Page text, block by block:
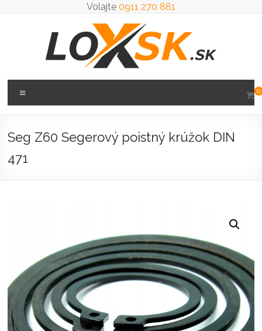
Volajte 0911 270 881
Loxsk
predaj
0
Seg Z60 Segerový poistný krúžok DIN
471